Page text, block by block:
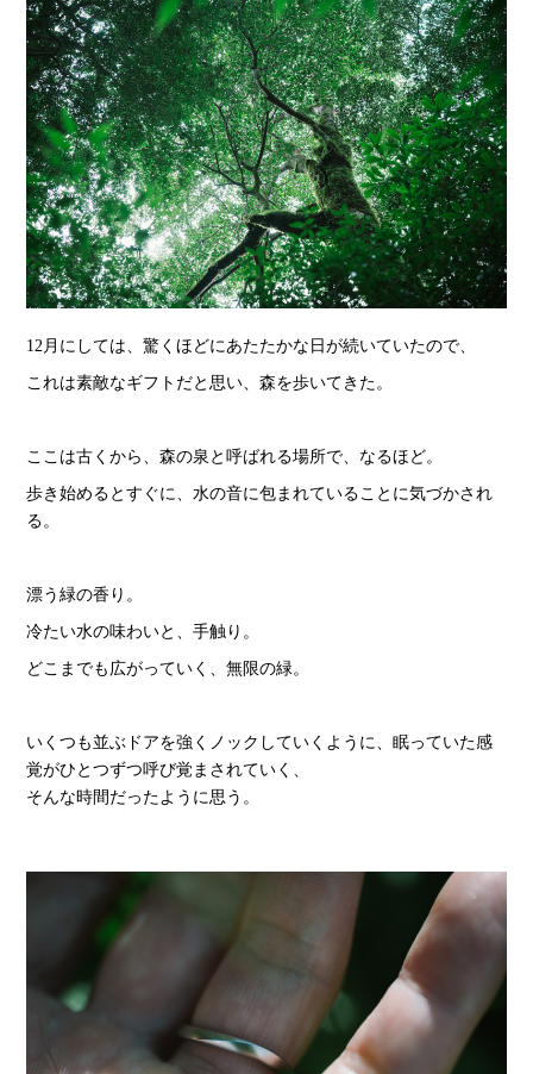
12月にしては、驚くほどにあたたかな日が続いていたので、
これは素敵なギフトだと思い、森を歩いてきた。
ここは古くから、森の泉と呼ばれる場所で、なるほど。
歩き始めるとすぐに、水の音に包まれていることに気づかされ
る。
漂う緑の香り。
冷たい水の味わいと、手触り。
どこまでも広がっていく、無限の緑。
いくつも並ぶドアを強くノックしていくように、眠っていた感
覚がひとつずつ呼び覚まされていく、
そんな時間だったように思う。